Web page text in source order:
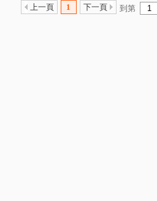
上一頁 1 下一頁 到第